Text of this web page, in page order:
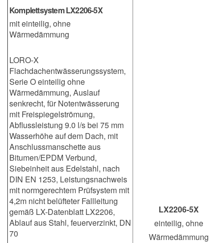
Komplettsystem LX2206-5X
mit einteilig, ohne
Wärmedämmung
LORO-X
Flachdachentwässerungssystem,
Serie O einteilig ohne
Wärmedämmung, Auslauf
senkrecht, für Notentwässerung
mit Freispiegelströmung,
Abflussleistung 9.0 l/s bei 75 mm
Wasserhöhe auf dem Dach, mit
Anschlussmanschette aus
Bitumen/EPDM Verbund,
Siebeinheit aus Edelstahl, nach
DIN EN 1253, Leistungsnachweis
mit normgerechtem Prüfsystem mit
4,2m nicht belüfteter Fallleitung
gemäß LX-Datenblatt LX2206,
Ablauf aus Stahl, feuerverzinkt, DN
70
LX2206-5X
einteilig, ohne
Wärmedämmung